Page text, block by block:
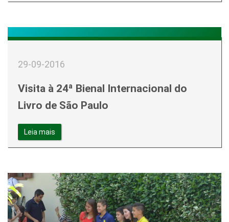
29-09-2016
Visita à 24ª Bienal Internacional do
Livro de São Paulo
Leia mais